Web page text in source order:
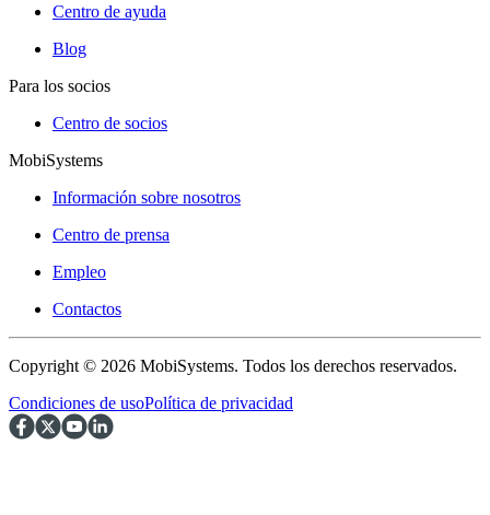
Centro de ayuda
Blog
Para los socios
Centro de socios
MobiSystems
Información sobre nosotros
Centro de prensa
Empleo
Contactos
Copyright © 2026 MobiSystems. Todos los derechos reservados.
Condiciones de usoPolítica de privacidad